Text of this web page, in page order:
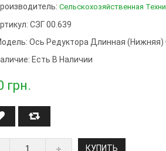
Сельскохозяйственная
СЗГ 00.639
Ось Редуктора Длинная (нижняя)
Есть В Наличии
грн.
КУПИТЬ